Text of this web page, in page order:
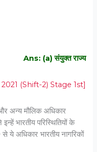
Ans: (a) संयुक्त राज्य
(Shift-2) Stage 1st]
अन्य मौलिक अधिकार
भारतीय परिस्थितियों के
अधिकार भारतीय नागरिकों